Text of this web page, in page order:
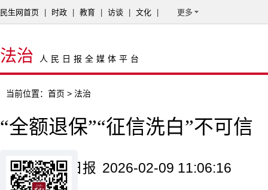
民生网首页 时政 教育 访谈 文化 更多
法治 人民日报全媒体平台
当前位置： 首页 > 法治
“全额退保”“征信洗白”不可信
来源：人民日报 2026-02-09 11:06:16